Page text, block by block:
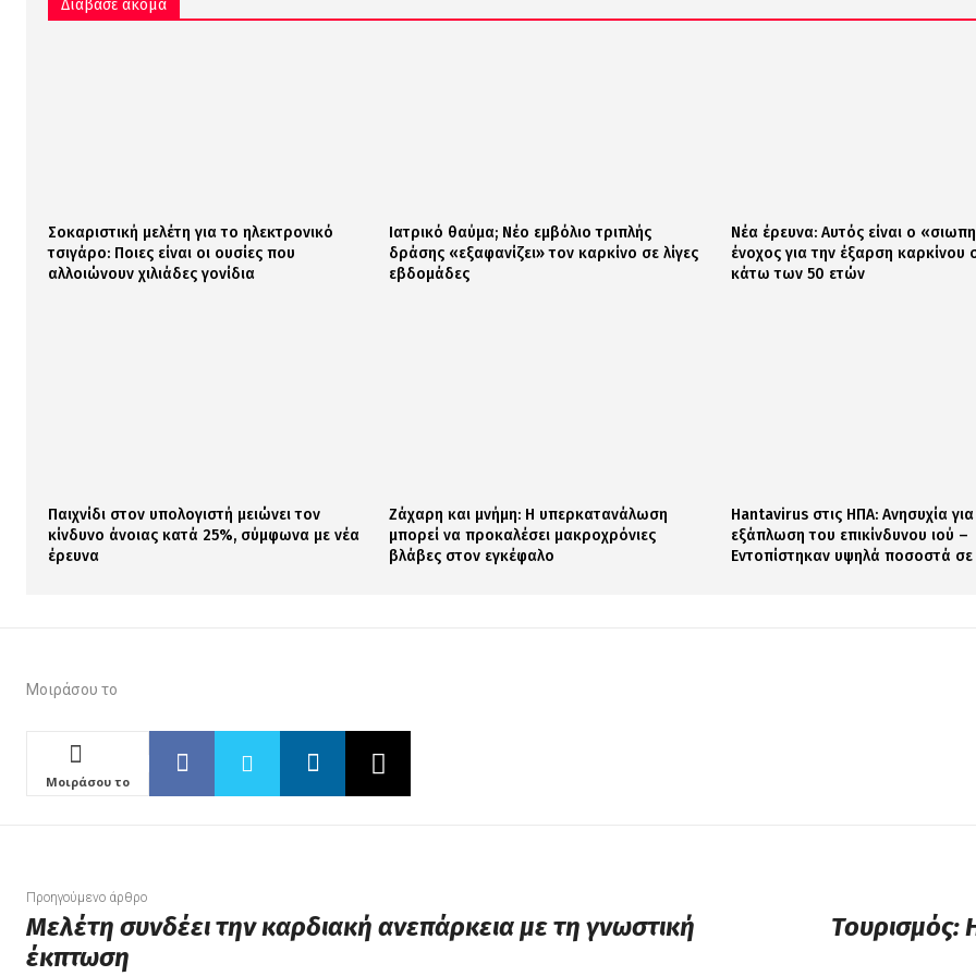
Διάβασε ακόμα
Σοκαριστική μελέτη για το ηλεκτρονικό
τσιγάρο: Ποιες είναι οι ουσίες που
αλλοιώνουν χιλιάδες γονίδια
Ιατρικό θαύμα; Νέο εμβόλιο τριπλής
δράσης «εξαφανίζει» τον καρκίνο σε λίγες
εβδομάδες
Nέα έρευνα: Αυτός είναι ο
ένοχος για την έξαρση καρκίνου
κάτω των 50 ετών
Παιχνίδι στον υπολογιστή μειώνει τον
κίνδυνο άνοιας κατά 25%, σύμφωνα με νέα
έρευνα
Ζάχαρη και μνήμη: Η υπερκατανάλωση
μπορεί να προκαλέσει μακροχρόνιες
βλάβες στον εγκέφαλο
Hantavirus στις ΗΠΑ: Ανησυχία για
εξάπλωση του επικίνδυνου ιού –
Εντοπίστηκαν υψηλά ποσοστά
Μοιράσου το
Μοιράσου το
Προηγούμενο άρθρο
Μελέτη συνδέει την καρδιακή ανεπάρκεια με τη γνωστική
έκπτωση
Τουρισμός: